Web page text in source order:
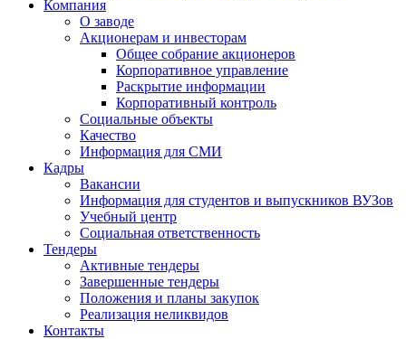
Компания
О заводе
Акционерам и инвесторам
Общее собрание акционеров
Корпоративное управление
Раскрытие информации
Корпоративный контроль
Социальные объекты
Качество
Информация для СМИ
Кадры
Вакансии
Информация для студентов и выпускников ВУЗов
Учебный центр
Социальная ответственность
Тендеры
Активные тендеры
Завершенные тендеры
Положения и планы закупок
Реализация неликвидов
Контакты